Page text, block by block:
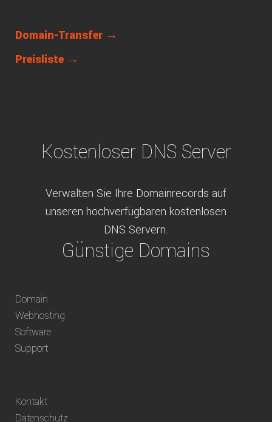
Domain-Transfer →
Preisliste →
Kostenloser DNS Server
Verwalten Sie Ihre Domainrecords auf
unseren hochverfügbaren kostenlosen
DNS Servern.
Günstige Domains
weltweit verfügbare Domains inklusive
Vorkasse oder über ein andere verfügbare
Domain
Webhosting
Software
Support
Kontakt
Datenschutz